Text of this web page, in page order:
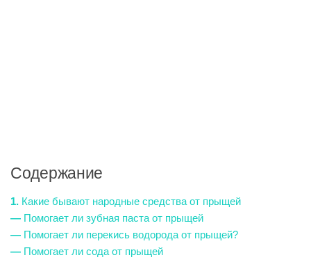
Содержание
1. Какие бывают народные средства от прыщей
— Помогает ли зубная паста от прыщей
— Помогает ли перекись водорода от прыщей?
— Помогает ли сода от прыщей